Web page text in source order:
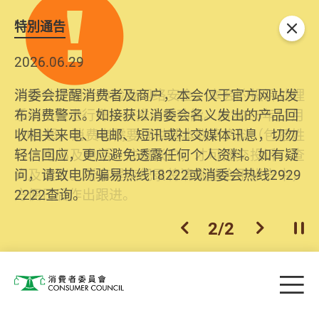
特別通告
2026.06.29
消委会提醒消费者及商户，本会仅于官方网站发
布消费警示。如接获以消委会名义发出的产品回
收相关来电、电邮、短讯或社交媒体讯息，切勿
轻信回应，更应避免透露任何个人资料。如有疑
问，请致电防骗易热线18222或消委会热线2929
2222查询。
2025.10.31
为提升使用者体验及网络安全，本会的投诉处理
系统已经进行升级及推出新功能。由2025年11月
10日起，消费者需要提供基本联络资料（包括姓
名、电邮及电话）注册帐户，才可提交投诉、查
询及建议。所有提交纪录将清晰整合于帐户中，
方便日后作出跟进。
上一个
2/2 下一个开
关闭
消费者委员会 目